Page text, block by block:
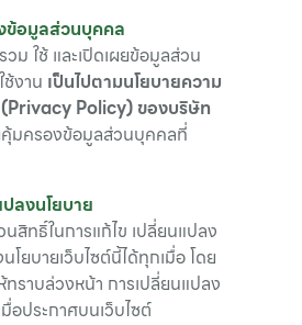
ข้อมูลส่วนบุคคล
วม ใช้ และเปิดเผยข้อมูลส่วน
งาน เป็นไปตามนโยบายความ
Policy) ของบริษัท
มครองข้อมูลส่วนบุคคลที่
ลงนโยบาย
สิทธิ์ในการแก้ไข เปลี่ยนแปลง
โยบายเว็บไซต์นี้ได้ทุกเมื่อ โดย
ทราบล่วงหน้า การเปลี่ยนแปลง
อประกาศบนเว็บไซต์